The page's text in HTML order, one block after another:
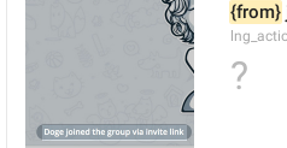
{from}
?